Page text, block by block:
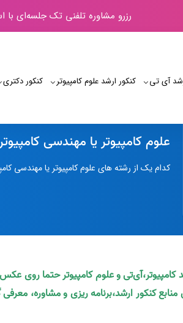
رزرو مشاوره تلفنی تک جلسه‌ای با
آی‌ تی کنکور ارشد علوم کامپیوتر کنکور دکتری
علوم کامپیوتر یا مهندسی
کدام یک از رشته های علوم کامپیوتر یا مهندسی
و علوم کامپیوتر حتما روی
کنکور ارشد،برنامه ریزی و مشاوره،